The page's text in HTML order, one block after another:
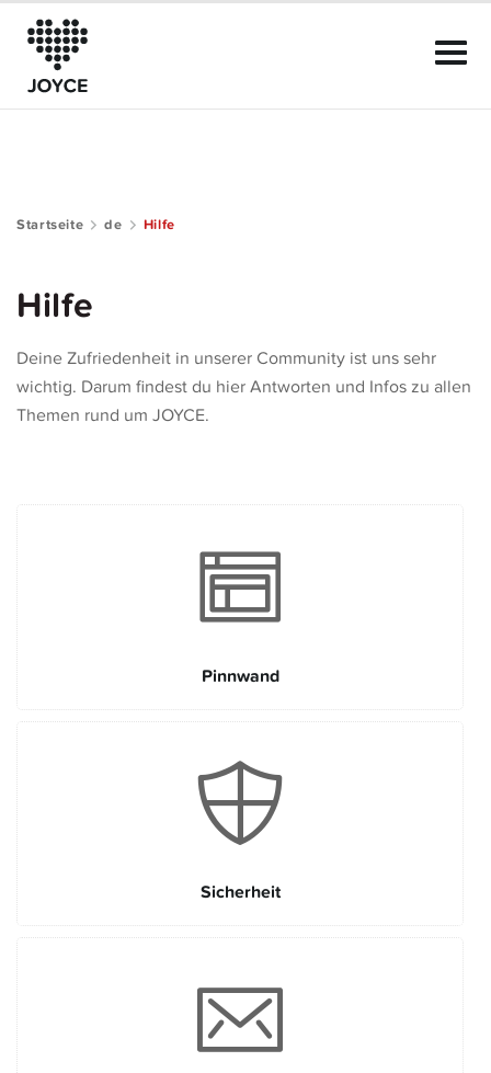
Startseite de Hilfe
Hilfe
Deine Zufriedenheit in unserer Community ist uns sehr
wichtig. Darum findest du hier Antworten und Infos zu allen
Themen rund um JOYCE.
Pinnwand
Sicherheit
Der Club
Community Guide
Mitgliedschaft